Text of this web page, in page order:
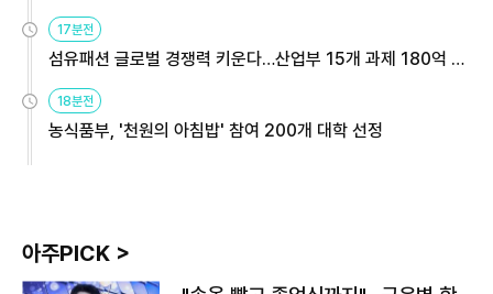
용해야
17분전
섬유패션 글로벌 경쟁력 키운다…산업부 15개 과제 180억 지
원
18분전
농식품부, '천원의 아침밥' 참여 200개 대학 선정
아주PICK >